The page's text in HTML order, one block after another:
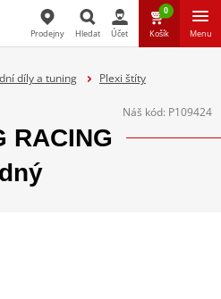
Prodejny Hledat Účet
0
Košík Menu
díly a tuning
Plexi štíty
Náš kód: P109424
RACING